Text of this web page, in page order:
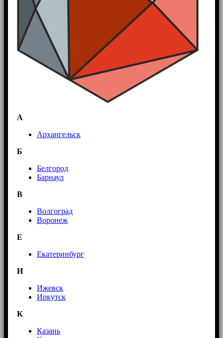
А
Архангельск
Б
Белгород
Барнаул
В
Волгоград
Воронеж
E
Екатеринбург
И
Ижевск
Иркутск
К
Казань